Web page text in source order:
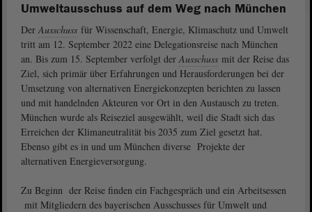
Umweltausschuss auf dem Weg nach München
DerAusschuss für Wissenschaft, Energie, Klimaschutz und Umwelt
tritt am 12. September 2022 eine Delegationsreise nach München
an. Bis zum 15. September verfolgt derAusschuss mit der Reise das
Ziel, sich primär über Erfahrungen und Herausforderungen bei der
Umsetzung von alternativen Energiekonzepten berichten zu lassen
und mit handelnden Akteuren vor Ort in den Austausch zu treten.
München wurde als Reiseziel ausgewählt, weil die Stadt sich das
Erreichen der Klimaneutralität bis 2035 zum Ziel gesetzt hat.
Ebenso gibt es in und um München diverse Projekte der
alternativen Energieversorgung.
Zu Beginn der Reise finden ein Fachgespräch und ein Arbeitsessen
mit Mitgliedern des bayerischen Ausschusses für Umwelt und